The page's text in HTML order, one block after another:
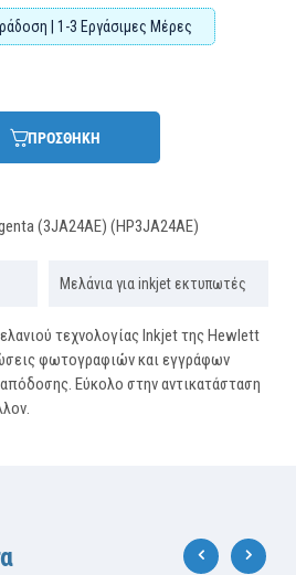
| 1-3 Εργάσιμες Μέρες
ΠΡΟΣΘΗΚΗ
(3JA24AE) (HP3JA24AE)
Μελάνια για inkjet εκτυπωτές
τεχνολογίας Inkjet της Hewlett
φωτογραφιών και εγγράφων
Εύκολο στην αντικατάσταση